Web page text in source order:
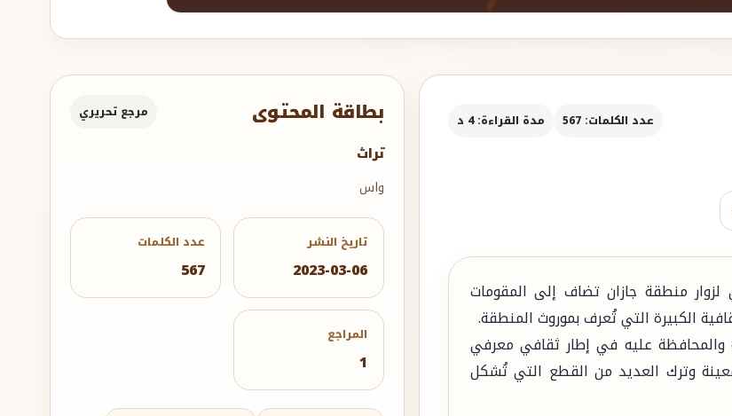
بطاقة المحتوى مرجع تحريري
تراث
واس
تاريخ النشر
2023-03-06
عدد الكلمات
567
المراجع
1
عدد الكلمات: 567 مدة القراءة: 4 د
منطقة جازان تضاف إلى المقومات
الكبيرة التي تُعرف بموروث المنطقة.
والمحافظة عليه في إطار ثقافي معرفي
وترك العديد من القطع التي تُشكل